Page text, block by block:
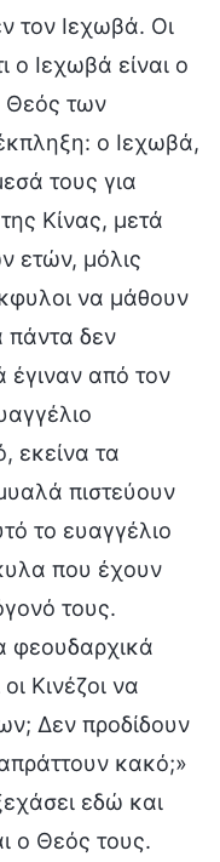
τον Ιεχωβά. Οι
ο Ιεχωβά είναι ο
Θεός των
ο Ιεχωβά,
τους για
Κίνας, μετά
ετών, μόλις
να μάθουν
πάντα δεν
έγιναν από τον
εκείνα τα
πιστεύουν
το ευαγγέλιο
που έχουν
τους.
φεουδαρχικά
Κινέζοι να
Δεν προδίδουν
κακό;»
εδώ και
ο Θεός τους.